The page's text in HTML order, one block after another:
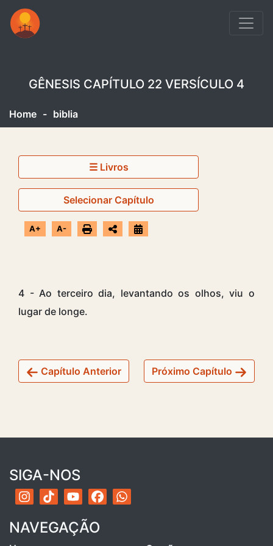
GÊNESIS CAPÍTULO 22 VERSÍCULO 4
Home - biblia
☰ Livros
Selecionar Capítulo
A+ A-
4 - Ao terceiro dia, levantando os olhos, viu o
lugar de longe.
Capítulo Anterior Próximo Capítulo
SIGA-NOS
NAVEGAÇÃO